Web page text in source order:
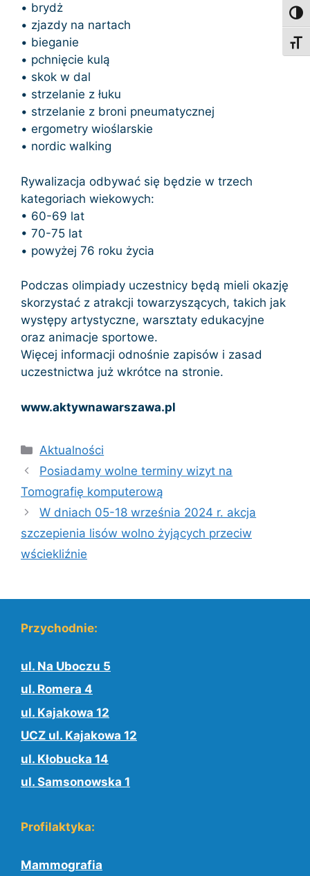
• brydż
• zjazdy na nartach
• bieganie
• pchnięcie kulą
• skok w dal
• strzelanie z łuku
• strzelanie z broni pneumatycznej
• ergometry wioślarskie
• nordic walking
Rywalizacja odbywać się będzie w trzech
kategoriach wiekowych:
• 60-69 lat
• 70-75 lat
• powyżej 76 roku życia
Podczas olimpiady uczestnicy będą mieli okazję
skorzystać z atrakcji towarzyszących, takich jak
występy artystyczne, warsztaty edukacyjne
oraz animacje sportowe.
Więcej informacji odnośnie zapisów i zasad
uczestnictwa już wkrótce na stronie.
www.aktywnawarszawa.pl
Kategorie
Aktualności
Posiadamy wolne terminy wizyt na
Tomografię komputerową
W dniach 05-18 września 2024 r. akcja
szczepienia lisów wolno żyjących przeciw
wściekliźnie
Przychodnie:
ul. Na Uboczu 5
ul. Romera 4
ul. Kajakowa 12
UCZ ul. Kajakowa 12
ul. Kłobucka 14
ul. Samsonowska 1
Profilaktyka:
Mammografia